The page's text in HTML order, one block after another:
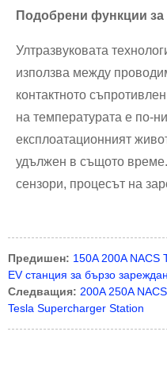
Подобрени функции за
Ултразвуковата
използва между
контактното
на температурата е по-
експлоатационният
удължен в същото
сензори, процесът на
Предишен: 150A 200A NACS
EV станция за бързо
Следващия: 200A 250A
Tesla Supercharger Station